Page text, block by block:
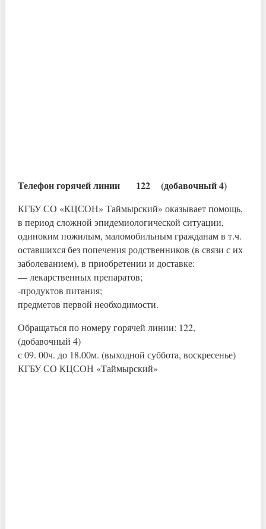
Телефон горячей линии 122 (добавочный 4)
КГБУ СО «КЦСОН» Таймырский» оказывает помощь,
в период сложной эпидемиологической ситуации,
одиноким пожилым, маломобильным гражданам в т.ч.
оставшихся без попечения родственников (в связи с их
заболеванием), в приобретении и доставке:
— лекарственных препаратов;
-продуктов питания;
предметов первой необходимости.
Обращаться по номеру горячей линии: 122,
(добавочный 4)
с 09. 00ч. до 18.00м. (выходной суббота, воскресенье)
КГБУ СО КЦСОН «Таймырский»